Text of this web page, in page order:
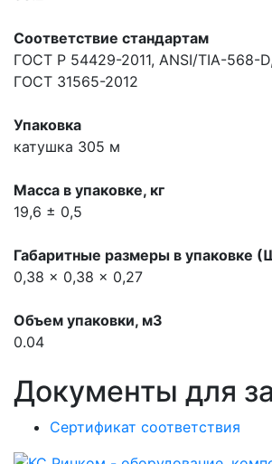
Соответствие стандартам
ГОСТ Р 54429-2011, ANSI/TIA-568-D,
ГОСТ 31565-2012
Упаковка
катушка 305 м
Масса в упаковке, кг
19,6 ± 0,5
Габаритные размеры в упаковке
0,38 x 0,38 x 0,27
Объем упаковки, м3
0.04
Документы для
Сертификат соответствия